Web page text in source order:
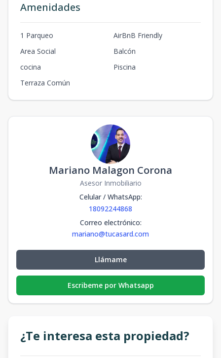
Amenidades
1 Parqueo
AirBnB Friendly
Area Social
Balcón
cocina
Piscina
Terraza Común
Mariano Malagon Corona
Asesor Inmobiliario
Celular / WhatsApp:
18092244868
Correo electrónico:
mariano@tucasard.com
Llámame
Escribeme por Whatsapp
¿Te interesa esta propiedad?